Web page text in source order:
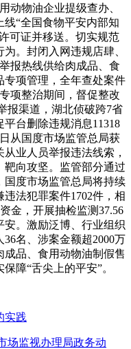
动物油企业提级查办、
“全国食物平安内部知
可证并移送。切实规范
。封闭入网违规店肆、
报热线供给肉成品、食
专项管理，全年查处案件
项整治期间，督促整改
报渠道，湖北侦破跨7省
台删除违规消息11318
从国度市场监管总局获
业人员举报违法线索，
向攻坚。监管部分通过
国度市场监管总局将持续
法犯罪案件1702件，相
金，开展抽检监测37.56
。激励泛博、行业组织
名、涉案金额超2000万
成品、食用动物油制假售
障“舌尖上的平安”。
实践
场监视办理局政务动